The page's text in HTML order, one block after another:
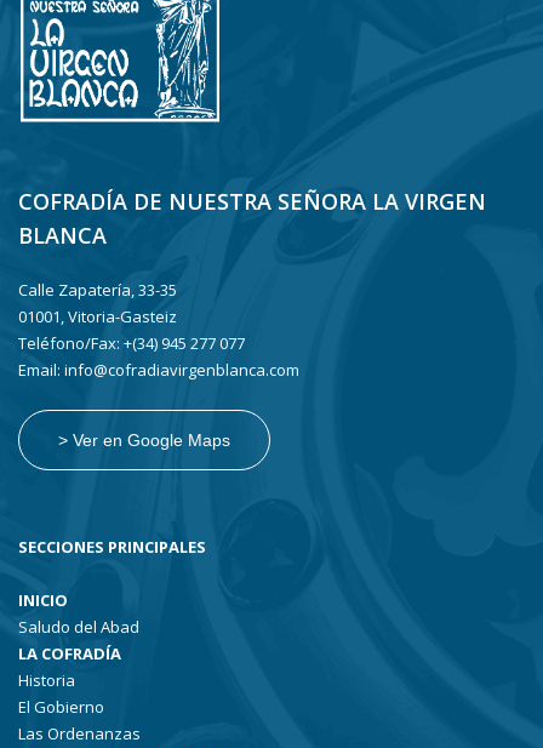
COFRADÍA DE NUESTRA SEÑORA LA VIRGEN
BLANCA
Calle Zapatería, 33-35
01001, Vitoria-Gasteiz
Teléfono/Fax: +(34) 945 277 077
Email: info@cofradiavirgenblanca.com
> Ver en Google Maps
SECCIONES PRINCIPALES
INICIO
Saludo del Abad
LA COFRADÍA
Historia
El Gobierno
Las Ordenanzas